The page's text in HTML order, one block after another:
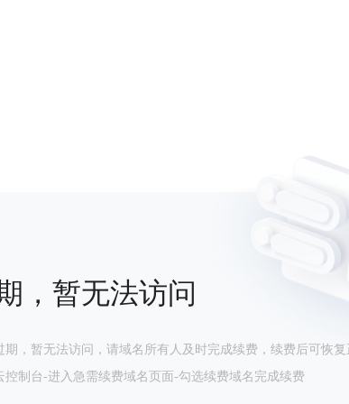
，暂无法访问
期，暂无法访问，请域名所有人及时完成续费，续费后可恢复
控制台-进入急需续费域名页面-勾选续费域名完成续费